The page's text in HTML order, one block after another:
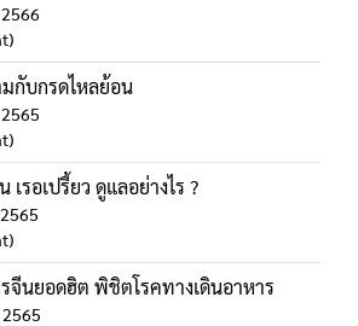
กับกรดไหลย้อน
เรอเปรี้ยว ดูแลอย่างไร ?
จีนยอดฮิต พิชิตโรคทางเดินอาหาร